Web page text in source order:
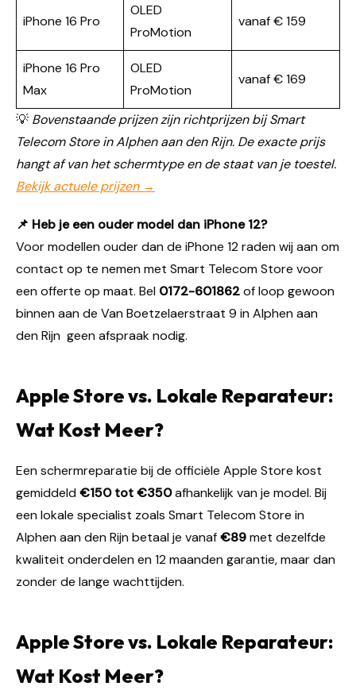
iPhone 16 Pro
OLED
ProMotion
vanaf € 159
iPhone 16 Pro
Max
OLED
ProMotion
vanaf € 169
💡 Bovenstaande prijzen zijn richtprijzen bij Smart
Telecom Store in Alphen aan den Rijn. De exacte prijs
hangt af van het schermtype en de staat van je toestel.
Bekijk actuele prijzen →
📌 Heb je een ouder model dan iPhone 12?
Voor modellen ouder dan de iPhone 12 raden wij aan om
contact op te nemen met Smart Telecom Store voor
een offerte op maat. Bel 0172-601862of loop gewoon
binnen aan de Van Boetzelaerstraat 9 in Alphen aan
den Rijn geen afspraak nodig.
Apple Store vs. Lokale Reparateur:
Wat Kost Meer?
Een schermreparatie bij de officiële Apple Store kost
gemiddeld€150 tot €350afhankelijk van je model. Bij
een lokale specialist zoals Smart Telecom Store in
Alphen aan den Rijn betaal je vanaf€89met dezelfde
kwaliteit onderdelen en 12 maanden garantie, maar dan
zonder de lange wachttijden.
Apple Store vs. Lokale Reparateur:
Wat Kost Meer?